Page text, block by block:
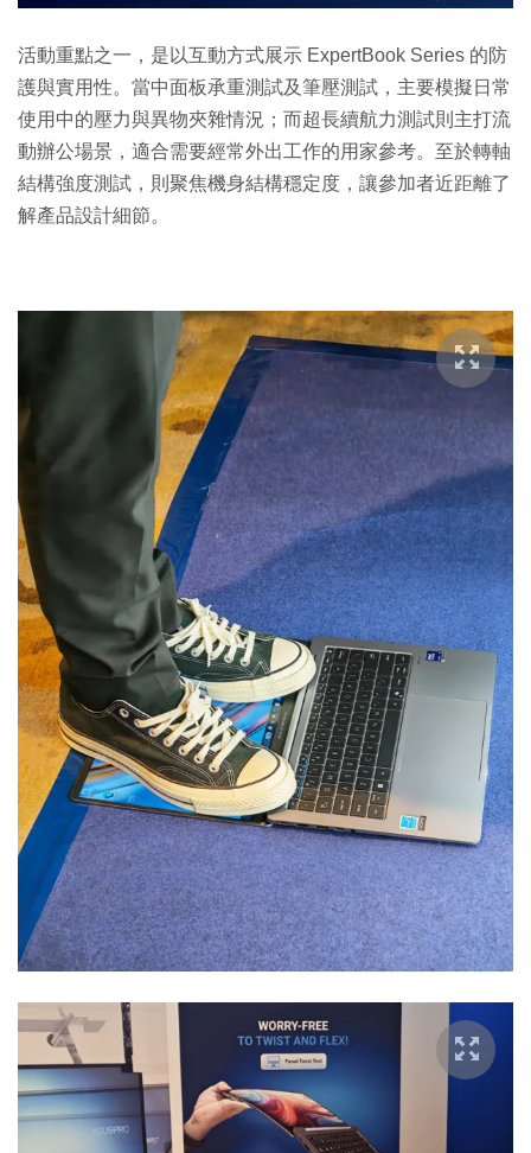
活動重點之一，是以互動方式展示 ExpertBook Series 的防
護與實用性。當中面板承重測試及筆壓測試，主要模擬日常
使用中的壓力與異物夾雜情況；而超長續航力測試則主打流
動辦公場景，適合需要經常外出工作的用家參考。至於轉軸
結構強度測試，則聚焦機身結構穩定度，讓參加者近距離了
解產品設計細節。